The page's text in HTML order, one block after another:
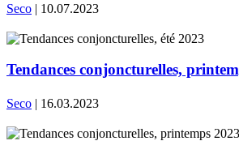
Seco | 10.07.2023
Tendances conjoncturelles,
Seco | 16.03.2023